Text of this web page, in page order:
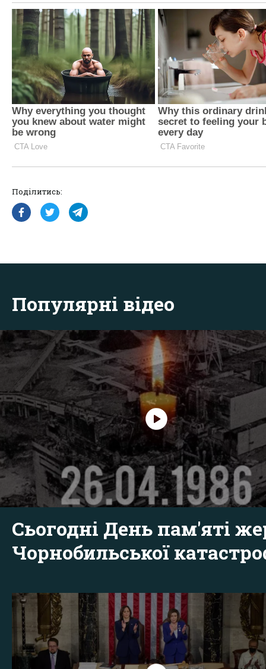
Поділитись:
Популярні відео
Сьогодні День пам'яті
Чорнобильської